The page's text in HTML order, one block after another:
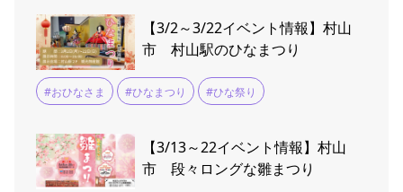
【3/2～3/22イベント情報】村山
市 村山駅のひなまつり
#おひなさま #ひなまつり #ひな祭り
【3/13～22イベント情報】村山
市 段々ロングな雛まつり